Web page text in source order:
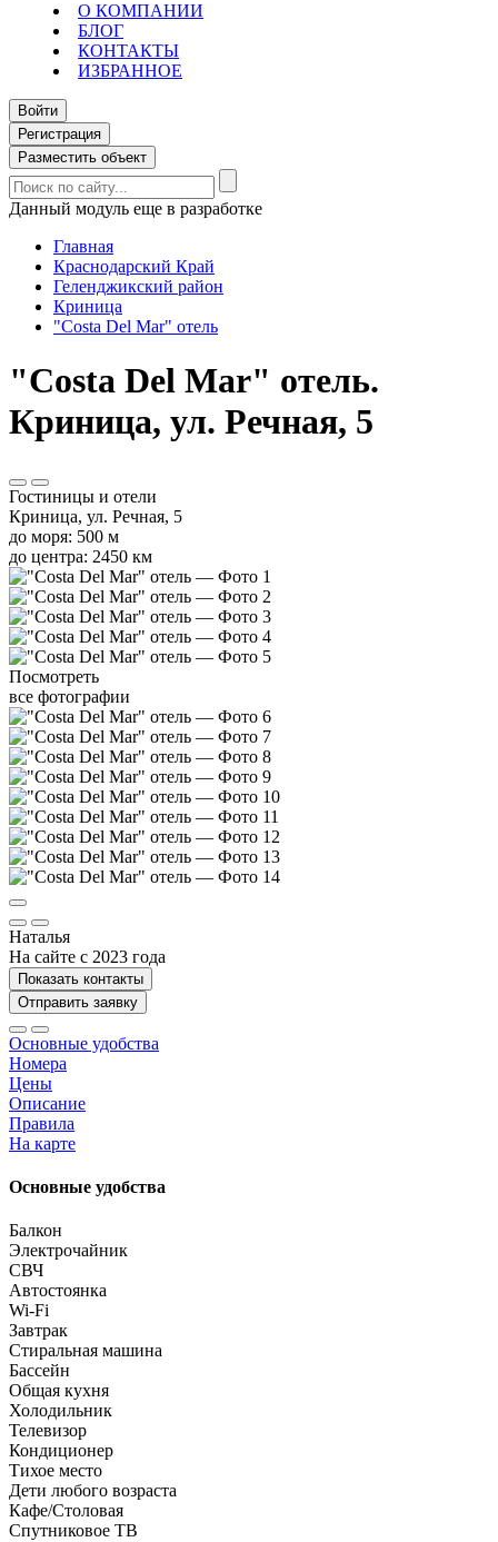
О КОМПАНИИ
БЛОГ
КОНТАКТЫ
ИЗБРАННОЕ
Войти
Регистрация
Разместить объект
Данный модуль еще в разработке
Главная
Краснодарский Край
Геленджикский район
Криница
"Costa Del Mar" отель
"Costa Del Mar" отель.
Криница, ул. Речная, 5
Гостиницы и отели
Криница, ул. Речная, 5
до моря: 500 м
до центра: 2450 км
Посмотреть
все фотографии
Наталья
На сайте с 2023 года
Показать контакты
Отправить заявку
Основные удобства
Номера
Цены
Описание
Правила
На карте
Основные удобства
Балкон
Электрочайник
СВЧ
Автостоянка
Wi-Fi
Завтрак
Стиральная машина
Бассейн
Общая кухня
Холодильник
Телевизор
Кондиционер
Тихое место
Дети любого возраста
Кафе/Столовая
Спутниковое ТВ